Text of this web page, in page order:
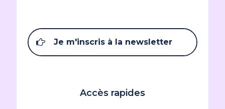
Je m'inscris à la newsletter
Accès rapides